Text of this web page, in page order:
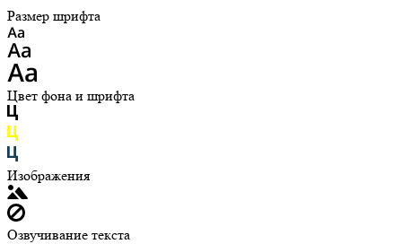
Размер шрифта
Цвет фона и шрифта
Изображения
Озвучивание текста